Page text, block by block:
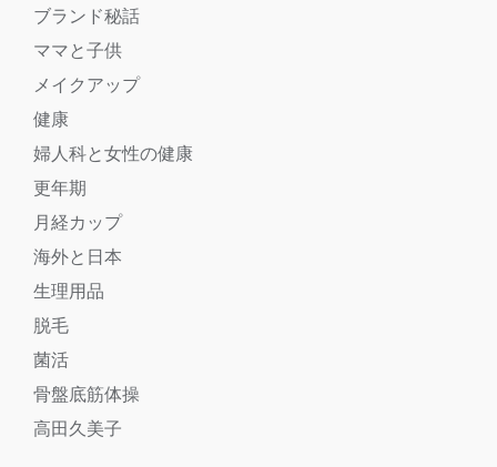
ブランド秘話
ママと子供
メイクアップ
健康
婦人科と女性の健康
更年期
月経カップ
海外と日本
生理用品
脱毛
菌活
骨盤底筋体操
高田久美子